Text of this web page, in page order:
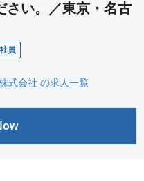
さい。／東京・名古
員
式会社 の求人一覧